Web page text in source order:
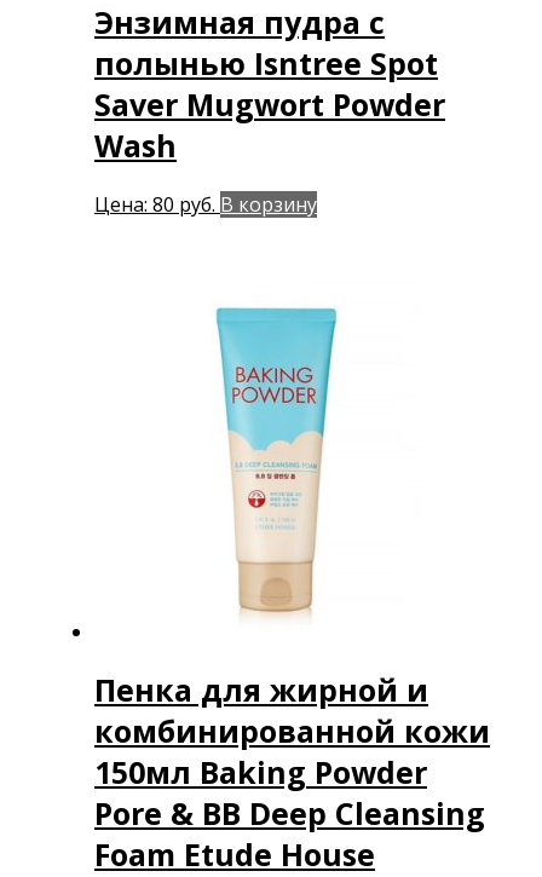
Энзимная пудра с
полынью Isntree Spot
Saver Mugwort Powder
Wash
Цена: 80 руб. В корзину
Пенка для жирной и
комбинированной кожи
150мл Baking Powder
Pore & BB Deep Cleansing
Foam Etude House